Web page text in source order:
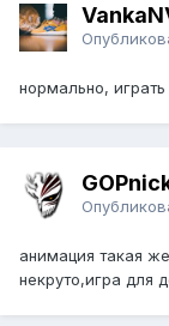
нормально,
анимация такая
некруто,игра для